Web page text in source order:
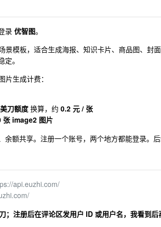
录 优智图。
景模板，适合生成海报、知识卡片、商品图、封
。
生成计费：
刀额度 换算，约 0.2 元 / 张
张 image2 图片
余额共享。注册一个账号，两个地方都能登录。后
api.euzhi.com/
；注册后在评论区发用户 ID 或用户名，我看到